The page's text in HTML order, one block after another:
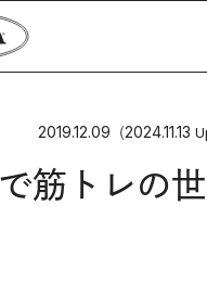
2019.12.09 （2024.11.13
筋トレの